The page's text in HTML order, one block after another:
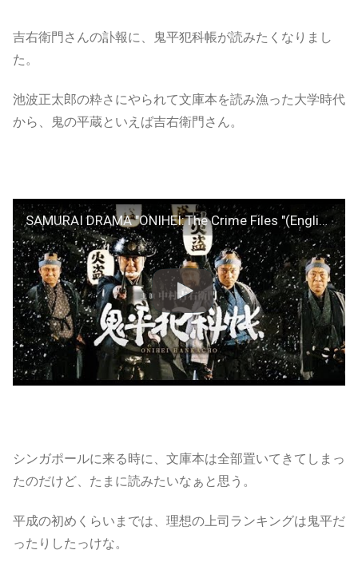
吉右衛門さんの訃報に、鬼平犯科帳が読みたくなりまし
た。
池波正太郎の粋さにやられて文庫本を読み漁った大学時代
から、鬼の平蔵といえば吉右衛門さん。
SAMURAI DRAMA "ONIHEI:The Crime Files "(English Subtitles) 鬼平犯科帳
シンガポールに来る時に、文庫本は全部置いてきてしまっ
たのだけど、たまに読みたいなぁと思う。
平成の初めくらいまでは、理想の上司ランキングは鬼平だ
ったりしたっけな。